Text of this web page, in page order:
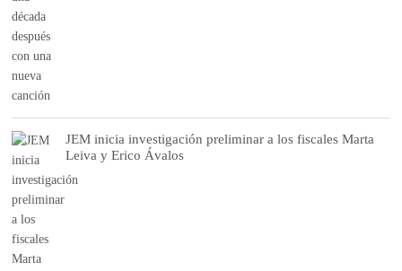
JEM inicia investigación preliminar a los fiscales Marta
Leiva y Erico Ávalos